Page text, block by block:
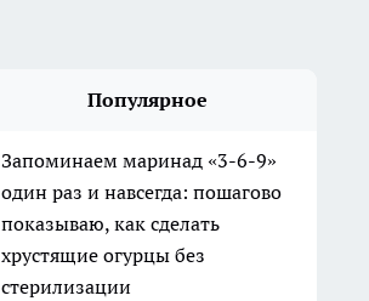
Популярное
Запоминаем маринад «3-6-9»
один раз и навсегда: пошагово
показываю, как сделать
хрустящие огурцы без
стерилизации